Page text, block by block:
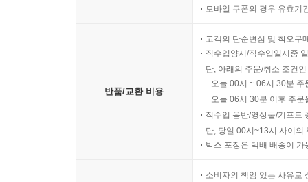
모바일 쿠폰의 경우 유효기
반품/교환 비용
고객의 단순변심 및 착오구
직수입양서/직수입일서중
단, 아래의 주문/취소 조건
오늘 00시 ~ 06시 30분
오늘 06시 30분 이후 주
직수입 음반/영상물/기프트
단, 당일 00시~13시 사이의
박스 포장은 택배 배송이
소비자의 책임 있는 사유로